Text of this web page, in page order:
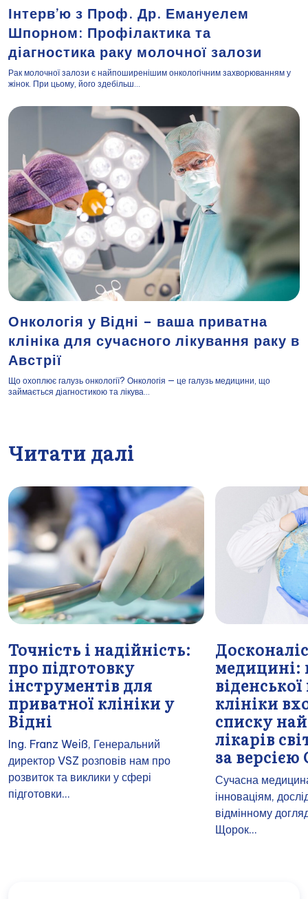
Інтерв’ю з Проф. Др. Емануелем
Шпорном: Профілактика та
діагностика раку молочної залози
Рак молочної залози є найпоширенішим онкологічним захворюванням у
жінок. При цьому, його здебільш...
Онкологія у Відні – ваша приватна
клініка для сучасного лікування раку в
Австрії
Що охоплює галузь онкології? Онкологія — це галузь медицини, що
займається діагностикою та лікува...
Читати далі
Точність і надійність:
про підготовку
інструментів для
приватної клініки у
Відні
Ing. Franz Weiß, Генеральний
директор VSZ розповів нам про
розвиток та виклики у сфері
підготовки...
медицині:
клініки
списку
лікарів
за
Сучасна
інноваціям,
відмінному
Щорок...